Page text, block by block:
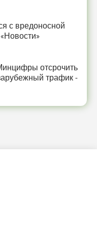
с вредоносной
отсрочить
трафик -